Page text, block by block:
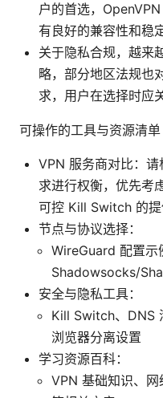
户的首选，
有良好的兼容性和稳
关于隐私合规，越来
略，部分地区法规也
求，用户在选择时应
可操作的工具与资源清单
VPN 服务商对比：
求进行权衡，优先考
可控 Kill Switch 的提
节点与协议选择：
WireGuard 配置示
Shadowsocks/
安全与隐私工具：
Kill Switch、DNS
浏览器分离设置
学习资源百科：
VPN 基础知识、